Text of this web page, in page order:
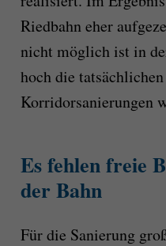
Riedbahn eher
nicht möglich ist in
hoch die
Korridorsanierungen
Es fehlen freie
der Bahn
Für die Sanierung